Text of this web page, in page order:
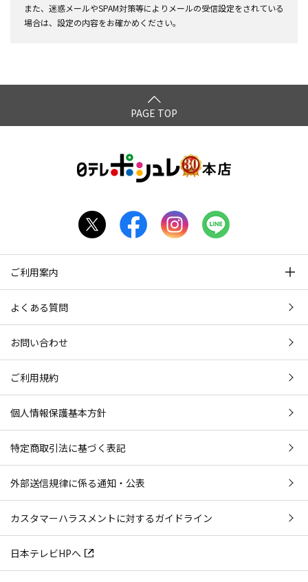
また、迷惑メールやSPAM対策等によりメールの受信設定をされている
場合は、設定の内容をお確かめください。
PAGE TOP
ご利用案内
よくある質問
お問い合わせ
ご利用規約
個人情報保護基本方針
特定商取引法に基づく表記
外部送信規律に係る通知・公表
カスタマーハラスメントに対するガイドライン
日本テレビHPへ